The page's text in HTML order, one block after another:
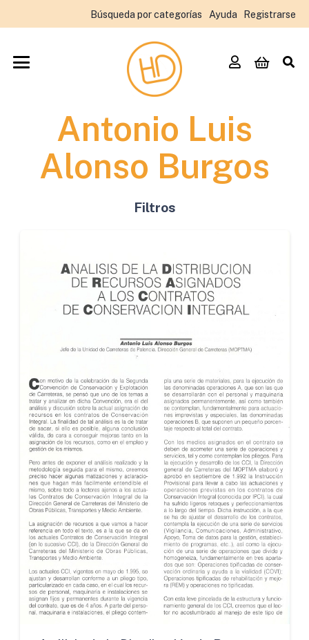
Búsqueda por categorías Ayuda Registrarse
Antonio Luis
Alonso Burgos
Filtros